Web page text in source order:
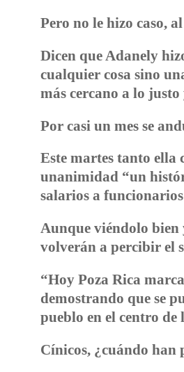
Pero no le hizo caso,
Dicen que Adanely
cualquier cosa sino
más cercano a lo
Por casi un mes se
Este martes tanto ella
unanimidad “un
salarios a
Aunque viéndolo bien
volverán a percibir el
“Hoy Poza Rica
demostrando que se
pueblo en el centro
Cínicos, ¿cuándo han